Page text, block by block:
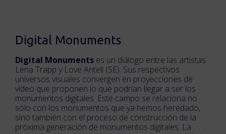
Digital Monuments
Digital Monuments es un diálogo entre las artistas
Lena Trapp y Love Antell (SE). Sus respectivos
universos visuales convergen en proyecciones de
vídeo que proponen lo que podrían llegar a ser los
monumentos digitales. Este campo se relaciona no
sólo con los monumentos que ya hemos heredado,
sino también con el proceso de construcción de la
próxima generación de monumentos digitales. La